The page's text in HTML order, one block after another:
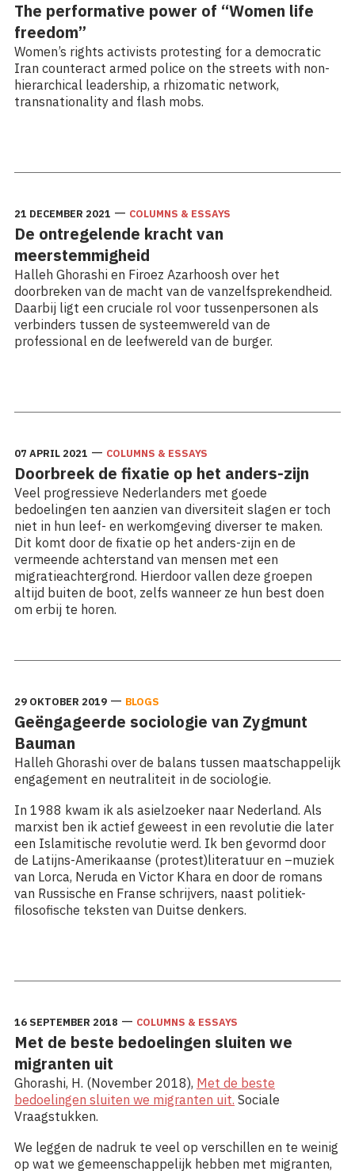
The performative power of “Women life
freedom”
Women’s rights activists protesting for a democratic
Iran counteract armed police on the streets with non-
hierarchical leadership, a rhizomatic network,
transnationality and flash mobs.
21 DECEMBER 2021 — COLUMNS & ESSAYS
De ontregelende kracht van
meerstemmigheid
Halleh Ghorashi en Firoez Azarhoosh over het
doorbreken van de macht van de vanzelfsprekendheid.
Daarbij ligt een cruciale rol voor tussenpersonen als
verbinders tussen de systeemwereld van de
professional en de leefwereld van de burger.
07 APRIL 2021 — COLUMNS & ESSAYS
Doorbreek de fixatie op het anders-zijn
Veel progressieve Nederlanders met goede
bedoelingen ten aanzien van diversiteit slagen er toch
niet in hun leef- en werkomgeving diverser te maken.
Dit komt door de fixatie op het anders-zijn en de
vermeende achterstand van mensen met een
migratieachtergrond. Hierdoor vallen deze groepen
altijd buiten de boot, zelfs wanneer ze hun best doen
om erbij te horen.
29 OKTOBER 2019 — BLOGS
Geëngageerde sociologie van Zygmunt
Bauman
Halleh Ghorashi over de balans tussen maatschappelijk
engagement en neutraliteit in de sociologie.
In 1988 kwam ik als asielzoeker naar Nederland. Als
marxist ben ik actief geweest in een revolutie die later
een Islamitische revolutie werd. Ik ben gevormd door
de Latijns-Amerikaanse (protest)literatuur en –muziek
van Lorca, Neruda en Victor Khara en door de romans
van Russische en Franse schrijvers, naast politiek-
filosofische teksten van Duitse denkers.
16 SEPTEMBER 2018 — COLUMNS & ESSAYS
Met de beste bedoelingen sluiten we
migranten uit
Ghorashi, H. (November 2018), Met de beste
bedoelingen sluiten we migranten uit. Sociale
Vraagstukken.
We leggen de nadruk te veel op verschillen en te weinig
op wat we gemeenschappelijk hebben met migranten,